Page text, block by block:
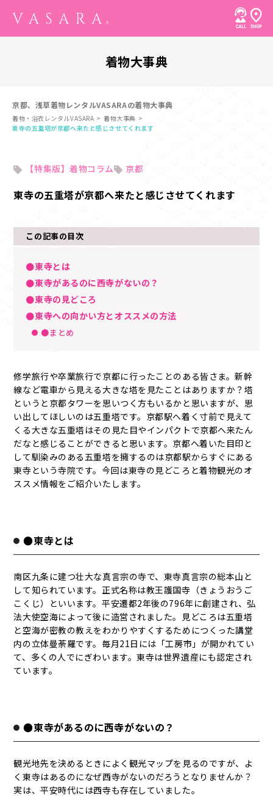
着物大事典
京都、浅草着物レンタルVASARAの着物大事典
着物・浴衣レンタルVASARA
着物大事典
東寺の五重塔が京都へ来たと感じさせてくれます
【特集版】着物コラム 京都
東寺の五重塔が京都へ来たと感じさせてくれます
この記事の目次
●東寺とは
●東寺があるのに西寺がないの？
●東寺の見どころ
●東寺への向かい方とオススメの方法
●まとめ
修学旅行や卒業旅行で京都に行ったことのある皆さま。新幹
線など電車から見える大きな塔を見たことはありますか？塔
というと京都タワーを思いつく方もいるかと思いますが、思
い出してほしいのは五重塔です。京都駅へ着く寸前で見えて
くる大きな五重塔はその見た目やインパクトで京都へ来たん
だなと感じることができると思います。京都へ着いた目印と
して馴染みのある五重塔を擁するのは京都駅からすぐにある
東寺という寺院です。今回は東寺の見どころと着物観光のオ
ススメ情報をご紹介いたします。
●東寺とは
南区九条に建つ壮大な真言宗の寺で、東寺真言宗の総本山と
して知られています。正式名称は教王護国寺（きょうおうご
こくじ）といいます。平安遷都2年後の796年に創建され、弘
法大使空海によって後に造営されました。見どころは五重塔
と空海が密教の教えをわかりやすくするためにつくった講堂
内の立体曼荼羅です。毎月21日には「工房市」が開かれてい
て、多くの人でにぎわいます。東寺は世界遺産にも認定され
ています。
●東寺があるのに西寺がないの？
観光地先を決めるときによく観光マップを見るのですが、よ
く東寺はあるのになぜ西寺がないのだろうとなりませんか？
実は、平安時代には西寺も存在していました。